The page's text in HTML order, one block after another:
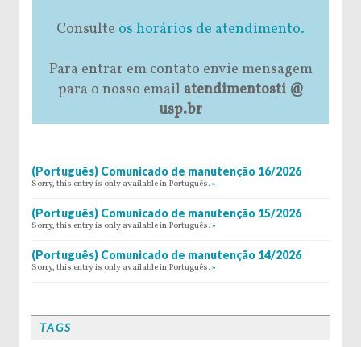
Consulte os horários de atendimento.
Para entrar em contato envie mensagem
para o nosso email atendimentosti @
usp.br
(Português) Comunicado de manutenção 16/2026
Sorry, this entry is only available in Português. »
(Português) Comunicado de manutenção 15/2026
Sorry, this entry is only available in Português. »
(Português) Comunicado de manutenção 14/2026
Sorry, this entry is only available in Português. »
TAGS